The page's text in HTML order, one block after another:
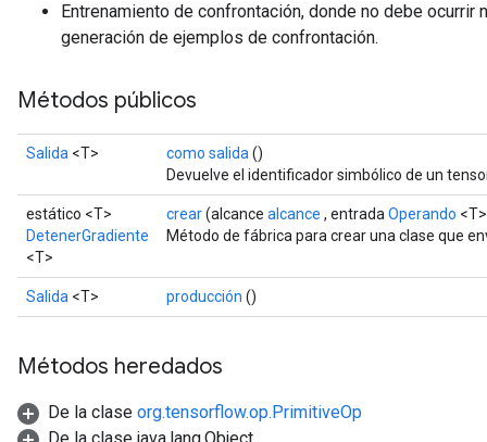
Entrenamiento de confrontación, donde no debe
generación de ejemplos de confrontación.
Métodos públicos
Salida <T> como salida ()
Devuelve el identificador simbólico de un
estático <T>
DetenerGradiente
<T>
crear(alcance alcance , entrada Operando
Método de fábrica para crear una clase que
Salida <T> producción ()
Métodos heredados
De la clase org.tensorflow.op.PrimitiveOp